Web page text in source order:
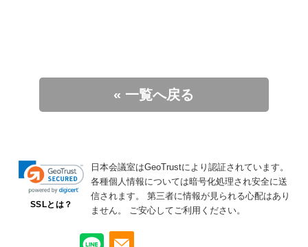
« 一覧へ戻る
SSLとは？
日本会議室はGeoTrustにより認証されています。
各種個人情報については暗号化処理され安全に送
信されます。
第三者に情報が見られる心配はあり
ません。
ご安心してご利用ください。